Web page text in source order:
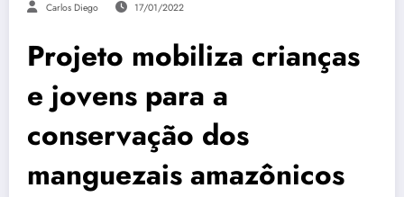
Carlos Diego 17/01/2022
Projeto mobiliza crianças
e jovens para a
conservação dos
manguezais amazônicos